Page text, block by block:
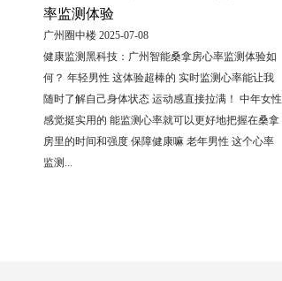
率监测体验
广州圈中楼 2025-07-08
健康监测黑科技：广州智能桑拿房心率监测体验如
何？ 年轻男性 这体验超棒的 实时监测心率能让我
随时了解自己身体状态 运动感直接拉满！ 中年女性
感觉挺实用的 能监测心率就可以更好地把握在桑拿
房里的时间和强度 保障健康嘛 老年男性 这个心率
监测...